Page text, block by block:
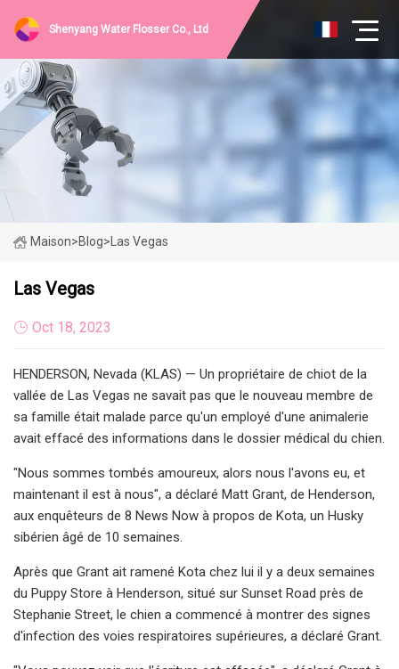
Shenyang Water Flosser Co., Ltd
Maison>Blog> Las Vegas
Las Vegas
Oct 18, 2023
HENDERSON, Nevada (KLAS) — Un propriétaire de chiot de la
vallée de Las Vegas ne savait pas que le nouveau membre de
sa famille était malade parce qu'un employé d'une animalerie
avait effacé des informations dans le dossier médical du chien.
"Nous sommes tombés amoureux, alors nous l'avons eu, et
maintenant il est à nous", a déclaré Matt Grant, de Henderson,
aux enquêteurs de 8 News Now à propos de Kota, un Husky
sibérien âgé de 10 semaines.
Après que Grant ait ramené Kota chez lui il y a deux semaines
du Puppy Store à Henderson, situé sur Sunset Road près de
Stephanie Street, le chien a commencé à montrer des signes
d'infection des voies respiratoires supérieures, a déclaré Grant.